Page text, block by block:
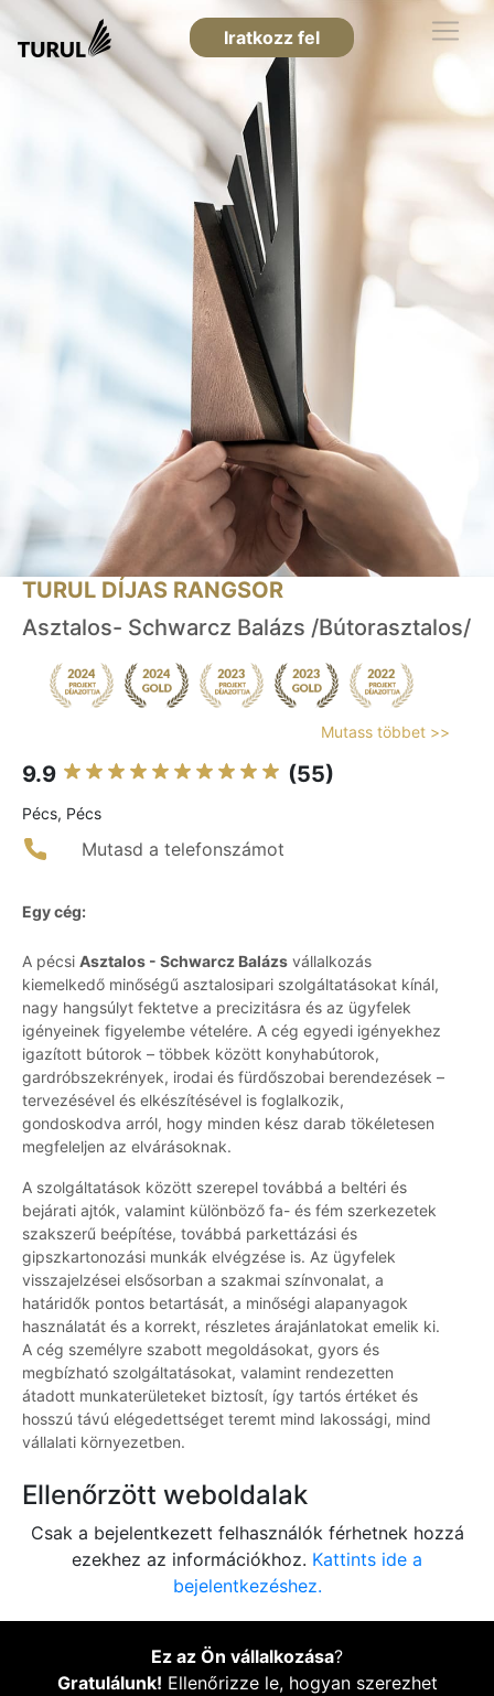
Iratkozz fel
TURUL DÍJAS RANGSOR
Asztalos- Schwarcz Balázs /Bútorasztalos/
Mutass többet >>
9.9 (55)
Pécs, Pécs
Mutasd a telefonszámot
Egy cég:
A pécsi Asztalos - Schwarcz Balázs vállalkozás
kiemelkedő minőségű asztalosipari szolgáltatásokat kínál,
nagy hangsúlyt fektetve a precizitásra és az ügyfelek
igényeinek figyelembe vételére. A cég egyedi igényekhez
igazított bútorok – többek között konyhabútorok,
gardróbszekrények, irodai és fürdőszobai berendezések –
tervezésével és elkészítésével is foglalkozik,
gondoskodva arról, hogy minden kész darab tökéletesen
megfeleljen az elvárásoknak.
A szolgáltatások között szerepel továbbá a beltéri és
bejárati ajtók, valamint különböző fa- és fém szerkezetek
szakszerű beépítése, továbbá parkettázási és
gipszkartonozási munkák elvégzése is. Az ügyfelek
visszajelzései elsősorban a szakmai színvonalat, a
határidők pontos betartását, a minőségi alapanyagok
használatát és a korrekt, részletes árajánlatokat emelik ki.
A cég személyre szabott megoldásokat, gyors és
megbízható szolgáltatásokat, valamint rendezetten
átadott munkaterületeket biztosít, így tartós értéket és
hosszú távú elégedettséget teremt mind lakossági, mind
vállalati környezetben.
Ellenőrzött weboldalak
Csak a bejelentkezett felhasználók férhetnek hozzá
ezekhez az információkhoz. Kattints ide a
bejelentkezéshez.
Ez az Ön vállalkozása?
Gratulálunk! Ellenőrizze le, hogyan szerezhet